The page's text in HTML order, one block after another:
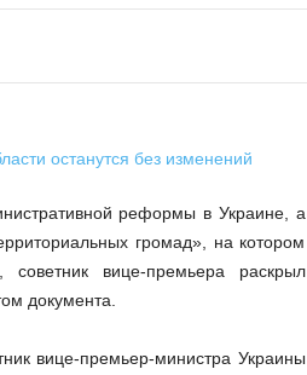
реформы в Украине, а
громад», на котором
советник вице-премьера раскрыл
документа.
вице-премьер-министра Украины